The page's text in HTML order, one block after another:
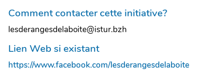
Comment contacter cette initiative?
lesderangesdelaboite@istur.bzh
Lien Web si existant
https://www.facebook.com/lesderangesdelaboite